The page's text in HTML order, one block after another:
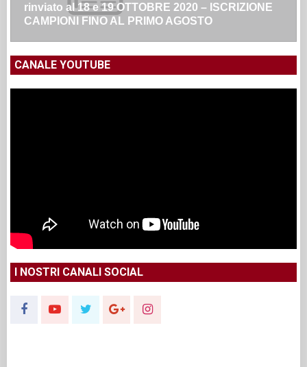
rinviato al 18 e 19 OTTOBRE 2020 – ISCRIZIONE
CAMPIONI FINO AL PRIMO AGOSTO
CANALE YOUTUBE
I NOSTRI CANALI SOCIAL